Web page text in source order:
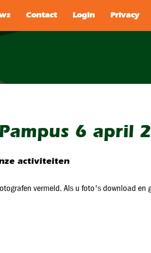
SEARCH
6 april
activiteiten
vermeld. Als u foto's download